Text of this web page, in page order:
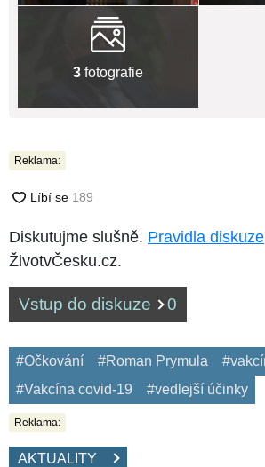
3 fotografie
Reklama:
Diskutujme slušně. Pravidla diskuze
ŽivotvČesku.cz.
Vstup do diskuze 0
#Očkování #Roman Prymula
#Vakcína covid-19
#vedlejší účinky
Reklama:
AKTUALITY